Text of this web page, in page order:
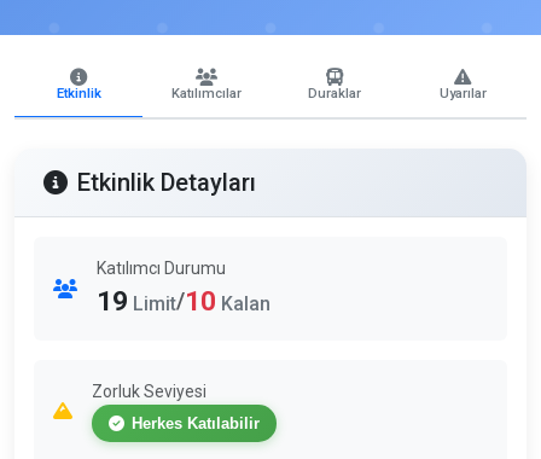
Etkinlik Katılımcılar Duraklar Uyarılar
Etkinlik Detayları
Katılımcı Durumu
19 Limit/10 Kalan
Zorluk Seviyesi
Herkes Katılabilir